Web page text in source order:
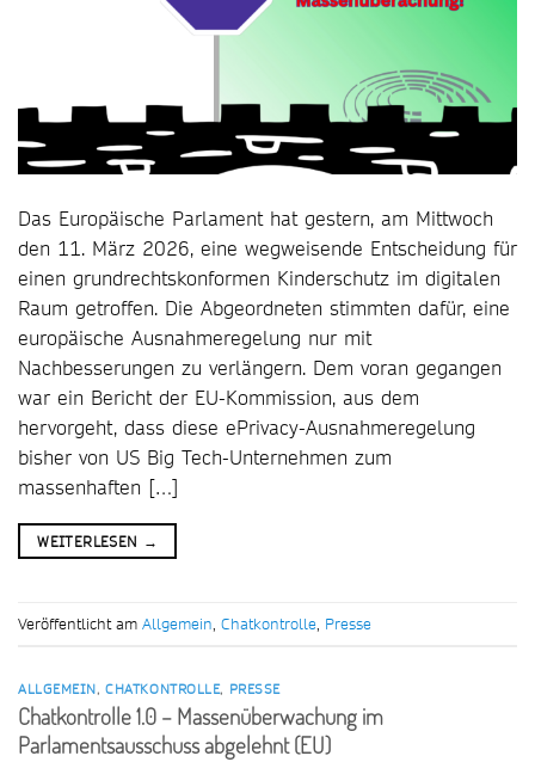
Das Europäische Parlament hat gestern, am Mittwoch
den 11. März 2026, eine wegweisende Entscheidung für
einen grundrechtskonformen Kinderschutz im digitalen
Raum getroffen. Die Abgeordneten stimmten dafür, eine
europäische Ausnahmeregelung nur mit
Nachbesserungen zu verlängern. Dem voran gegangen
war ein Bericht der EU-Kommission, aus dem
hervorgeht, dass diese ePrivacy-Ausnahmeregelung
bisher von US Big Tech-Unternehmen zum
massenhaften […]
WEITERLESEN →
Veröffentlicht am Allgemein, Chatkontrolle, Presse
ALLGEMEIN,CHATKONTROLLE, PRESSE
Chatkontrolle 1.0 – Massenüberwachung im
Parlamentsausschuss abgelehnt (EU)